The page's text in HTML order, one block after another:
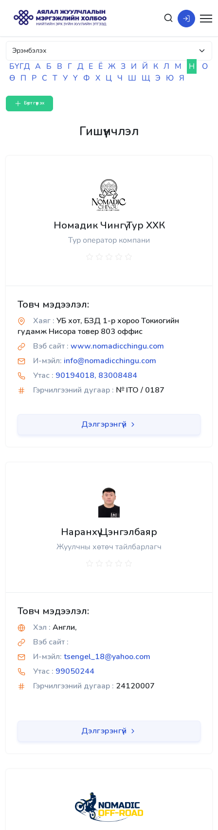
БҮГД А Б В Г Д Е Ё Ж З И Й К Л М Н
О
Ө П Р С Т У Ү Ф Х Ц Ч Ш Щ Э Ю Я
Бүртгүүлэх
Гишүүнчлэл
Номадик Чингү Тур ХХК
Тур оператор компани
Товч мэдээлэл:
Хаяг : УБ хот, БЗД 1-р хороо Токиогийн
гудамж Нисора товер 803 оффис
Вэб сайт : www.nomadicchingu.com
И-мэйл: info@nomadicchingu.com
Утас : 90194018, 83008484
Гэрчилгээний дугаар : № ITO / 0187
Дэлгэрэнгүй
Наранхүү Цэнгэлбаяр
Жуулчны хөтөч тайлбарлагч
Товч мэдээлэл:
Хэл : Англи,
Вэб сайт :
И-мэйл: tsengel_18@yahoo.com
Утас : 99050244
Гэрчилгээний дугаар : 24120007
Дэлгэрэнгүй